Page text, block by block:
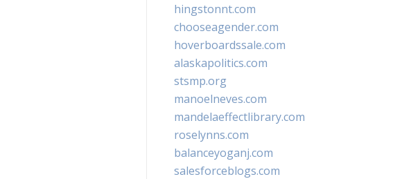
hingstonnt.com
chooseagender.com
hoverboardssale.com
alaskapolitics.com
stsmp.org
manoelneves.com
mandelaeffectlibrary.com
roselynns.com
balanceyoganj.com
salesforceblogs.com